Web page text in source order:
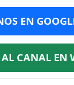
EN
CANAL EN